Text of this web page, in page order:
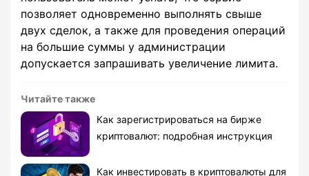
позволяет одновременно выполнять свыше
двух сделок, а также для проведения операций
на большие суммы у администрации
допускается запрашивать увеличение лимита.
Читайте также
Как зарегистрироваться на бирже
криптовалют: подробная инструкция
Как инвестировать в криптовалюты для